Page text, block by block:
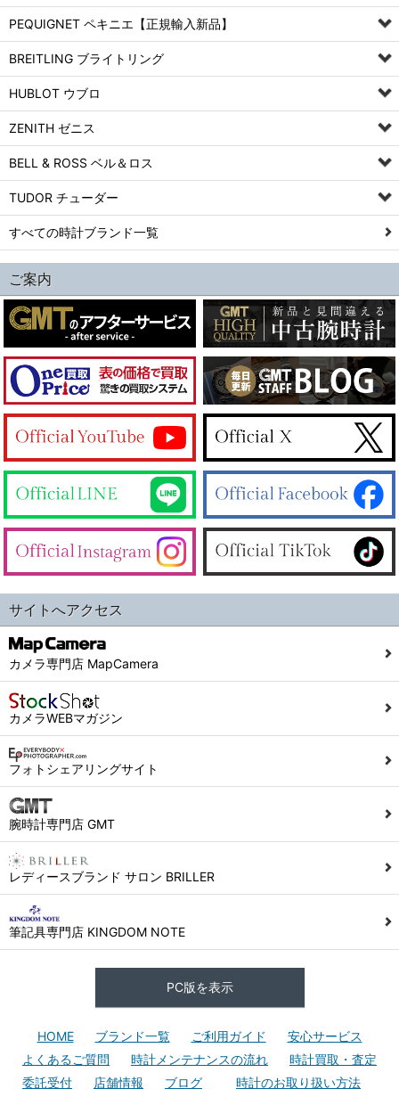
PEQUIGNET ペキニエ【正規輸入新品】
BREITLING ブライトリング
HUBLOT ウブロ
ZENITH ゼニス
BELL & ROSS ベル＆ロス
TUDOR チューダー
すべての時計ブランド一覧
ご案内
サイトへアクセス
カメラ専門店 MapCamera
カメラWEBマガジン
フォトシェアリングサイト
腕時計専門店 GMT
レディースブランド サロン BRILLER
筆記具専門店 KINGDOM NOTE
PC版を表示
HOME ブランド一覧 ご利用ガイド
安心サービス
よくあるご質問
時計メンテナンスの流れ
時計買取・査定
委託受付
店舗情報 ブログ 時計のお取り扱い方法